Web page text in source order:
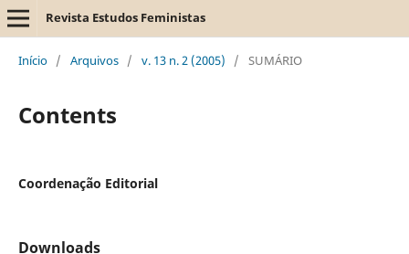
Revista Estudos Feministas
Início / Arquivos / v. 13 n. 2 (2005) / SUMÁRIO
Contents
Coordenação Editorial
Downloads